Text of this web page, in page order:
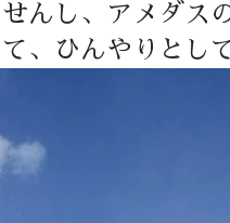
んし、アメダス
、ひんやりとし